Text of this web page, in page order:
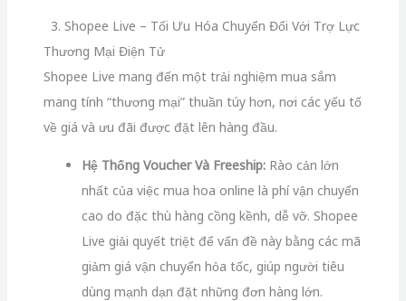
3. Shopee Live – Tối Ưu Hóa Chuyển Đổi Với Trợ Lực
Thương Mại Điện Tử
Shopee Live mang đến một trải nghiệm mua sắm
mang tính “thương mại” thuần túy hơn, nơi các yếu tố
về giá và ưu đãi được đặt lên hàng đầu.
Hệ Thống Voucher Và Freeship:Rào cản lớn
nhất của việc mua hoa online là phí vận chuyển
cao do đặc thù hàng cồng kềnh, dễ vỡ. Shopee
Live giải quyết triệt để vấn đề này bằng các mã
giảm giá vận chuyển hỏa tốc, giúp người tiêu
dùng mạnh dạn đặt những đơn hàng lớn.